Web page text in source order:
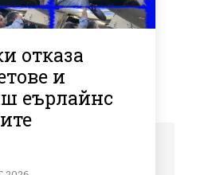
отказа
и
еърлайнс